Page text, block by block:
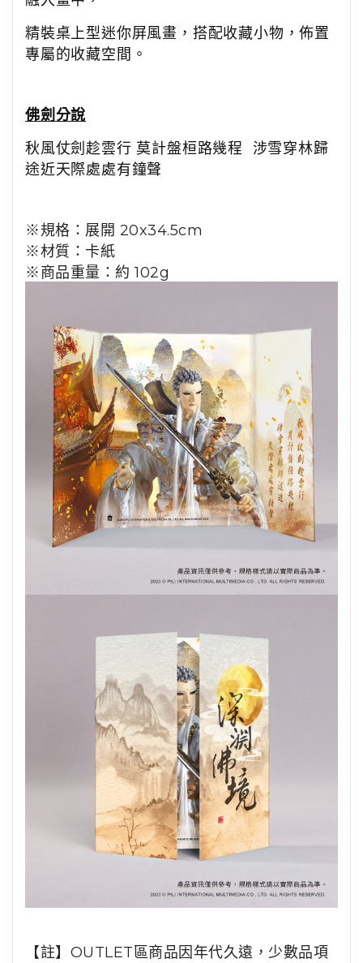
精裝桌上型迷你屏風畫，搭配收藏小物，佈置
專屬的收藏空間。
佛劍分說
秋風仗劍趁雲行 莫計盤桓路幾程 涉雪穿林歸
途近天際處處有鐘聲
※規格：展開 20x34.5cm
※材質：卡紙
※商品重量：約102g
【註】OUTLET區商品因年代久遠，少數品項